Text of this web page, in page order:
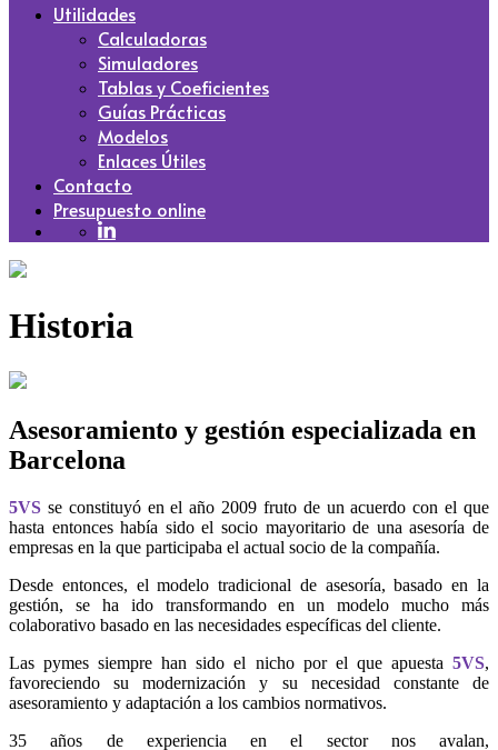
Utilidades
Calculadoras
Simuladores
Tablas y Coeficientes
Guías Prácticas
Modelos
Enlaces Útiles
Contacto
Presupuesto online
Historia
Asesoramiento y gestión especializada en
Barcelona
5VS se constituyó en el año 2009 fruto de un acuerdo con el que
hasta entonces había sido el socio mayoritario de una asesoría de
empresas en la que participaba el actual socio de la compañía.
Desde entonces, el modelo tradicional de asesoría, basado en la
gestión, se ha ido transformando en un modelo mucho más
colaborativo basado en las necesidades específicas del cliente.
Las pymes siempre han sido el nicho por el que apuesta 5VS,
favoreciendo su modernización y su necesidad constante de
asesoramiento y adaptación a los cambios normativos.
35 años de experiencia en el sector nos avalan,